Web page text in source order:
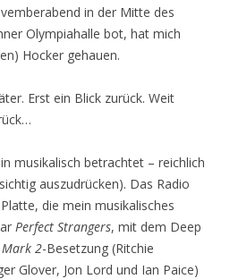
in der Mitte des
Olympiahalle bot, hat mich
Hocker gehauen.
Erst ein Blick zurück. Weit
musikalisch betrachtet – reichlich
auszudrücken). Das Radio
die mein musikalisches
Perfect Strangers, mit dem Deep
Mark 2-Besetzung (Ritchie
Glover, Jon Lord und Ian Paice)